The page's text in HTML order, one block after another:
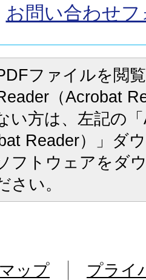
お問い合わせフ
ファイルを閲
（Acrobat
い方は、左記の
Reader）」ダ
フトウェアをダ
さい。
ップ
プライ